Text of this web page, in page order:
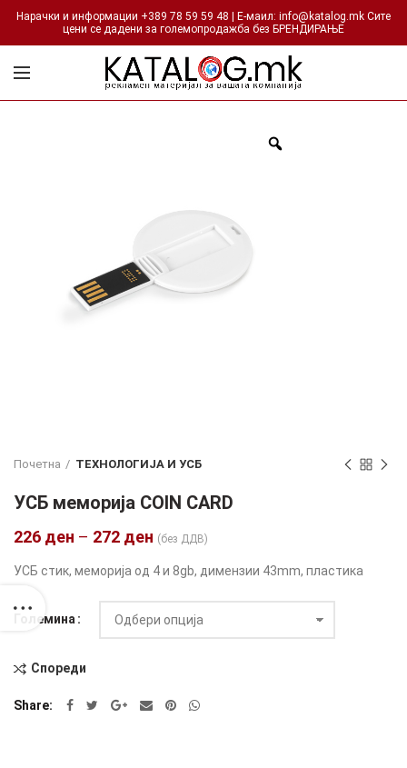
Нарачки и информации +389 78 59 59 48 | Е-маил: info@katalog.mk Сите
цени се дадени за големопродажба без БРЕНДИРАЊЕ
Почетна ТЕХНОЛОГИЈА И УСБ
УСБ меморија COIN CARD
226 ден – 272 ден (без ДДВ)
УСБ стик, меморија од 4 и 8gb, димензии 43mm, пластика
Големина
Alternative:
Спореди
Share